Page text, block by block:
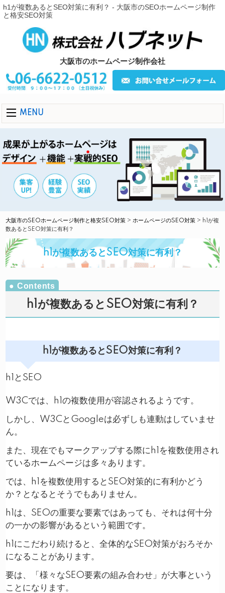
h1が複数あるとSEO対策に有利？ - 大阪市のSEOホームページ制作
と格安SEO対策
大阪市のホームページ制作会社
MENU
大阪市のSEOホームページ制作と格安SEO対策 >ホームページのSEO対策 > h1が複
数あるとSEO対策に有利？
h1が複数あるとSEO対策に有利？
h1が複数あるとSEO対策に有利？
h1が複数あるとSEO対策に有利？
h1とSEO
W3Cでは、h1の複数使用が容認されるようです。
しかし、W3CとGoogleは必ずしも連動はしていませ
ん。
また、現在でもマークアップする際にh1を複数使用され
ているホームページは多々あります。
では、h1を複数使用するとSEO対策的に有利かどう
か？となるとそうでもありません。
h1は、SEOの重要な要素ではあっても、それは何十分
の一かの影響があるという範囲です。
h1にこだわり続けると、全体的なSEO対策がおろそか
になることがあります。
要は、「様々なSEO要素の組み合わせ」が大事という
ことになります。